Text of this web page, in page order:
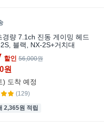
경량 7.1ch 진동 게이밍 헤드
블랙, NX-2S+거치대
할인 56,000원
원
) 도착 예정
(129)
2,365원 적립